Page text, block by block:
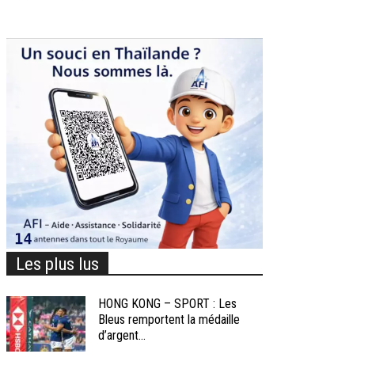
Les plus lus
HONG KONG – SPORT : Les
Bleus remportent la médaille
d’argent...